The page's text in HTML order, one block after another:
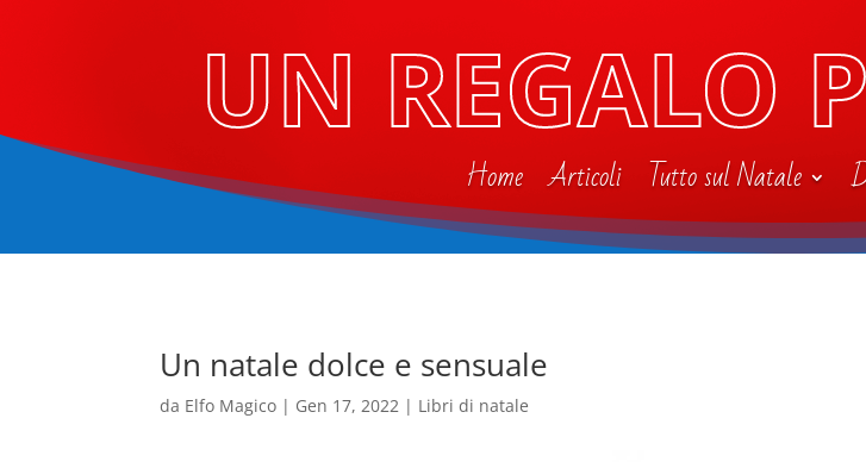
UN REGALO
Home Articoli Tutto sul Natale
Un natale dolce e sensuale
da Elfo Magico | Gen 17, 2022 | Libri di natale